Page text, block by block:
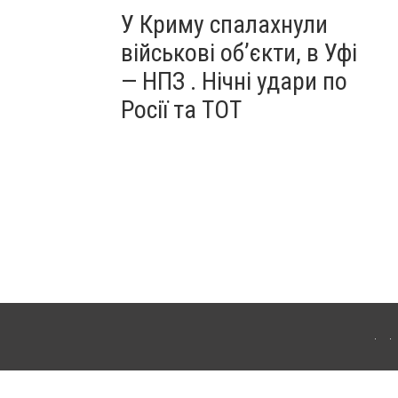
У Криму спалахнули
військові об’єкти, в Уфі
— НПЗ . Нічні удари по
Росії та ТОТ